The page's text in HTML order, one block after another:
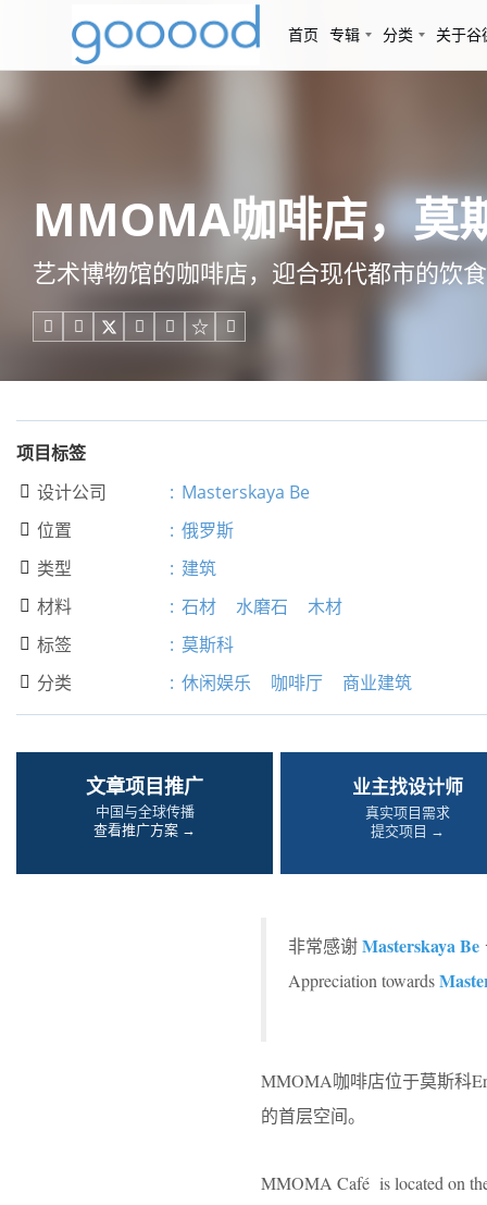
首页 专辑 分类 关于谷
MMOMA咖啡店，
艺术博物馆的咖啡店，迎合现代都市的饮
    
项目标签
 设计公司 : Masterskaya Be
 位置 : 俄罗斯
 类型 : 建筑
 材料 : 石材 水磨石 木材
 标签 : 莫斯科
 分类 : 休闲娱乐 咖啡厅 商业建筑
文章项目推广
中国与全球传播
查看推广方案 →
业主找设计师
真实项目需求
提交项目 →
非常感谢Masterskaya Be
Appreciation towards
MMOMA咖啡店位于莫斯科
的首层空间。
MMOMA Café is located on